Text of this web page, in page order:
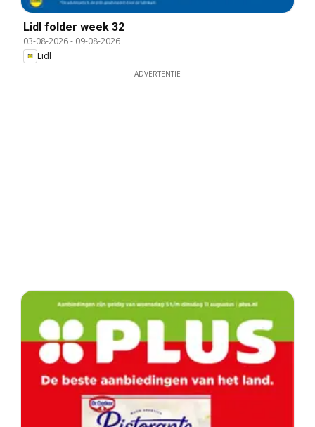
Lidl folder week 32
03-08-2026- 09-08-2026
Lidl
ADVERTENTIE